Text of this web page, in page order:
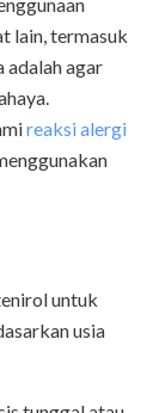
lain, termasuk
adalah agar
reaksi alergi
untuk
usia